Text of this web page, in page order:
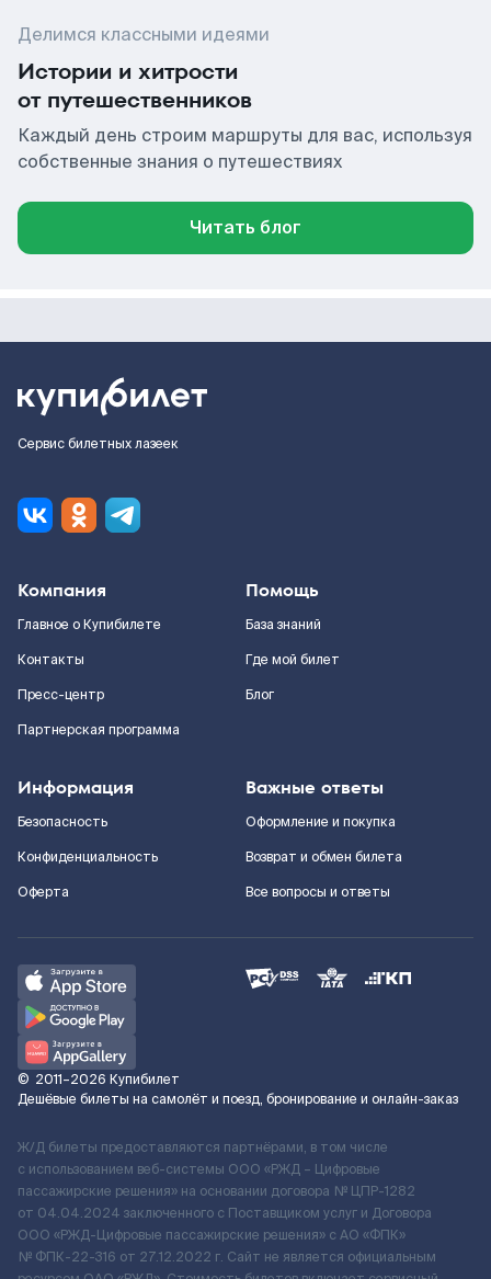
Делимся классными идеями
Истории и хитрости
от путешественников
Каждый день строим маршруты для вас, используя
собственные знания о путешествиях
Читать блог
Сервис билетных лазеек
Компания
Главное о Купибилете
Контакты
Пресс-центр
Партнерская программа
Помощь
База знаний
Где мой билет
Блог
Информация
Безопасность
Конфиденциальность
Оферта
Важные ответы
Оформление и покупка
Возврат и обмен билета
Все вопросы и ответы
© 2011–2026 Купибилет
Дешёвые билеты на самолёт и поезд, бронирование и онлайн-заказ
Ж/Д билеты предоставляются партнёрами, в том числе
с использованием веб-системы ООО «РЖД – Цифровые
пассажирские решения» на основании договора № ЦПР-1282
от 04.04.2024 заключенного с Поставщиком услуг и Договора
ООО «РЖД-Цифровые пассажирские решения» c АО «ФПК»
№ ФПК-22-316 от 27.12.2022 г. Сайт не является официальным